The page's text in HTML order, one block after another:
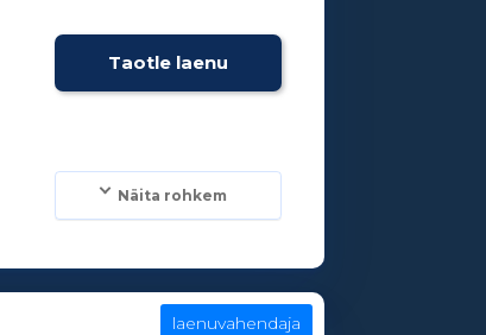
Taotle laenu
Näita rohkem
laenuvahendaja